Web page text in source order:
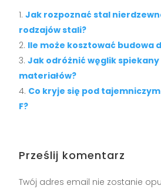
Jak rozpoznać stal
rodzajów stali?
Ile może kosztować budowa
Jak odróżnić węglik
materiałów?
Co kryje się pod
F?
Prześlij komentarz
Twój adres email nie zostanie